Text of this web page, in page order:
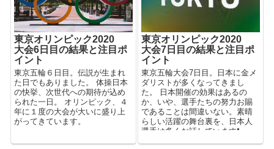
東京オリンピック2020
大会6日目の結果と注目ポ
イント
東京五輪６日目。伝説が生まれ
た日でもありました。 体操日本
の快挙、次世代への期待が込め
られた一日。 オリンピック、４
年に１度の大会が大いに盛り上
がってきています。
東京オリンピック2020
大会7日目の結果と注目ポ
イント
東京五輪大会7日目。日本に金メ
ダリストが多くなってきまし
た。 日本開催の効果はあるの
か、いや、選手たちの努力お賜
であることは間違いない。素晴
らしい活躍の舞台裏を、日本人
選手は多くお話しています❗